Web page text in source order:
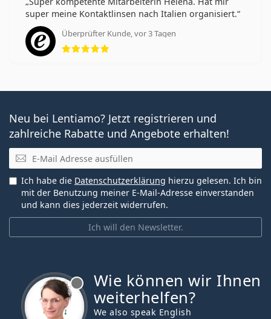
super meine Kontaktlinsen nach Italien organisiert.
Überprüfter Kunde, vor 3 Tagen
Bewertung 5 aus 5
Neu bei Lentiamo? Jetzt registrieren und
zahlreiche Rabatte und Angebote erhalten!
E-Mail
Ich will den Newsletter.
Ich habe die Datenschutzerklärung hierzu gelesen. Ich bin
mit der Benutzung meiner E-Mail-Adresse einverstanden
und kann dies jederzeit widerrufen.
Wie können wir Ihnen
weiterhelfen?
We also speak English